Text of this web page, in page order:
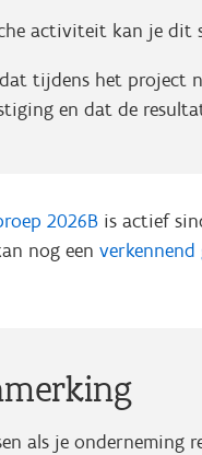
activiteit kan je
tijdens het project
en dat de
2026B is actief
nog een verkennend
als je onderneming